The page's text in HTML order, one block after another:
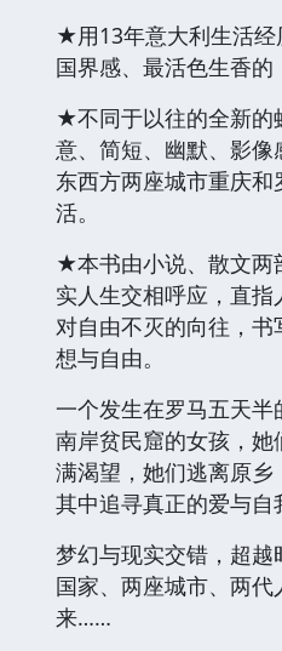
★用13年意大利生活
国界感、最活色生香的
★不同于以往的全新的
意、简短、幽默、影
东西方两座城市重庆
活。
★本书由小说、散文两
实人生交相呼应，直
对自由不灭的向往，
想与自由。
一个发生在罗马五天
南岸贫民窟的女孩，
满渴望，她们逃离原
其中追寻真正的爱与自
梦幻与现实交错，超
国家、两座城市、两
来……